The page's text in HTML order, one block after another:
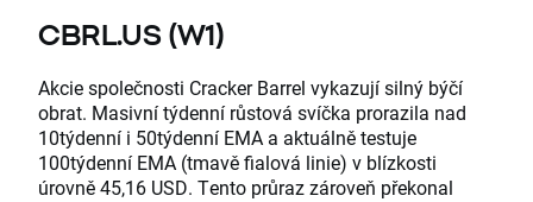
CBRL.US (W1)
Akcie společnosti Cracker Barrel vykazují silný býčí
obrat. Masivní týdenní růstová svíčka prorazila nad
10týdenní i 50týdenní EMA a aktuálně testuje
100týdenní EMA (tmavě fialová linie) v blízkosti
úrovně 45,16 USD. Tento průraz zároveň překonal